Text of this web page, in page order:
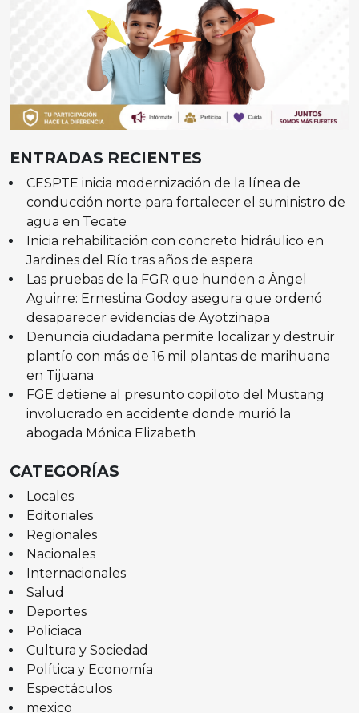
ENTRADAS RECIENTES
CESPTE inicia modernización de la línea de
conducción norte para fortalecer el suministro de
agua en Tecate
Inicia rehabilitación con concreto hidráulico en
Jardines del Río tras años de espera
Las pruebas de la FGR que hunden a Ángel
Aguirre: Ernestina Godoy asegura que ordenó
desaparecer evidencias de Ayotzinapa
Denuncia ciudadana permite localizar y destruir
plantío con más de 16 mil plantas de marihuana
en Tijuana
FGE detiene al presunto copiloto del Mustang
involucrado en accidente donde murió la
abogada Mónica Elizabeth
CATEGORÍAS
Locales
Editoriales
Regionales
Nacionales
Internacionales
Salud
Deportes
Policiaca
Cultura y Sociedad
Política y Economía
Espectáculos
mexico